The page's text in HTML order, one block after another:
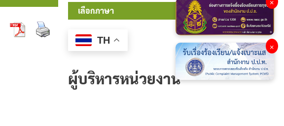
เลือกภาษา
TH
ผู้บริหารหน่วยงาน
×